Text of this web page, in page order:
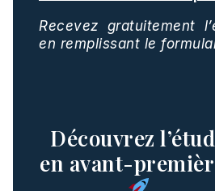
Recevez gratuitement
en remplissant le
Découvrez
en avant-